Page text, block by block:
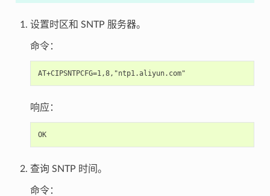
设置时区和 SNTP 服务器。
命令：
响应：
OK
查询 SNTP 时间。
命令：